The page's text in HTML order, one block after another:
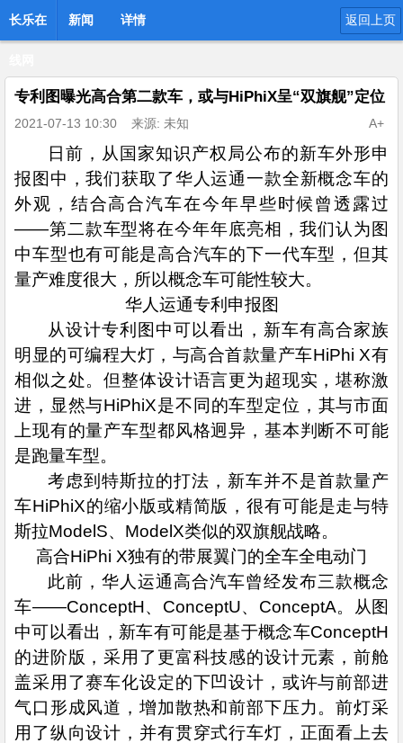
长乐在 新闻 详情 返回上页
专利图曝光高合第二款车，或与HiPhiX呈“双旗舰”定位
2021-07-13 10:30 来源: 未知 A+
日前，从国家知识产权局公布的新车外形申
报图中，我们获取了华人运通一款全新概念车的
外观，结合高合汽车在今年早些时候曾透露过
——第二款车型将在今年年底亮相，我们认为图
中车型也有可能是高合汽车的下一代车型，但其
量产难度很大，所以概念车可能性较大。
华人运通专利申报图
从设计专利图中可以看出，新车有高合家族
明显的可编程大灯，与高合首款量产车HiPhi X有
相似之处。但整体设计语言更为超现实，堪称激
进，显然与HiPhiX是不同的车型定位，其与市面
上现有的量产车型都风格迥异，基本判断不可能
是跑量车型。
考虑到特斯拉的打法，新车并不是首款量产
车HiPhiX的缩小版或精简版，很有可能是走与特
斯拉ModelS、ModelX类似的双旗舰战略。
高合HiPhi X独有的带展翼门的全车全电动门
此前，华人运通高合汽车曾经发布三款概念
车——ConceptH、ConceptU、ConceptA。从图
中可以看出，新车有可能是基于概念车ConceptH
的进阶版，采用了更富科技感的设计元素，前舱
盖采用了赛车化设定的下凹设计，或许与前部进
气口形成风道，增加散热和前部下压力。前灯采
用了纵向设计，并有贯穿式行车灯，正面看上去